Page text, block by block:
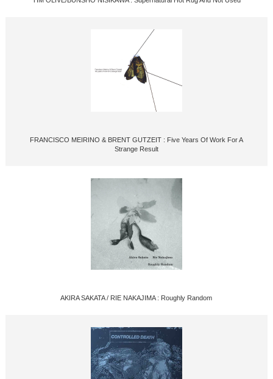
FRANCISCO MEIRINO & BRENT GUTZEIT : Five Years Of Work For A
Strange Result
AKIRA SAKATA / RIE NAKAJIMA : Roughly Random